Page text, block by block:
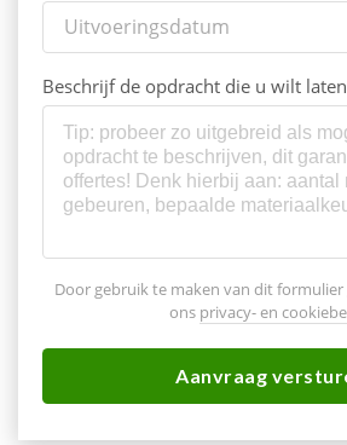
Uitvoeringsdatum
Beschrijf de opdracht die u wilt
Door gebruik te maken van dit
ons privacy- en
Aanvraag